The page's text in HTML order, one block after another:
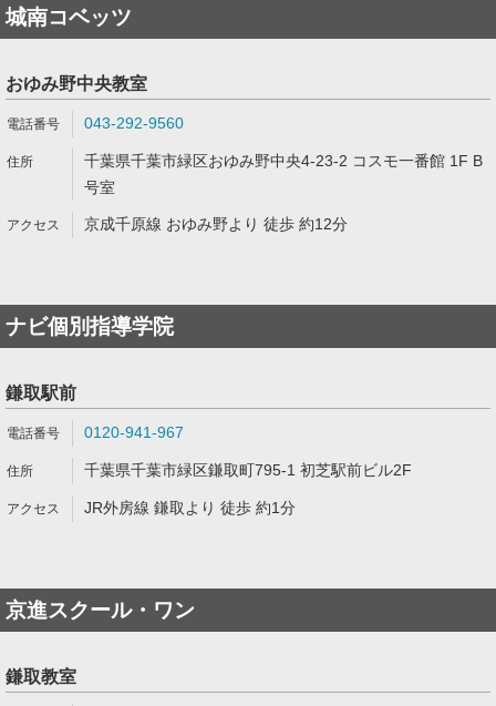
城南コベッツ
おゆみ野中央教室
043-292-9560
千葉県千葉市緑区おゆみ野中央4-23-2 コスモ一番館 1F B
号室
京成千原線 おゆみ野より 徒歩 約12分
ナビ個別指導学院
鎌取駅前
0120-941-967
千葉県千葉市緑区鎌取町795-1 初芝駅前ビル2F
JR外房線 鎌取より 徒歩 約1分
京進スクール・ワン
鎌取教室